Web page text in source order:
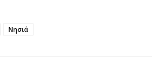
Νησιά